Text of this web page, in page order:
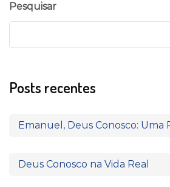
Pesquisar
Posts recentes
Deus Conosco na Vida Real